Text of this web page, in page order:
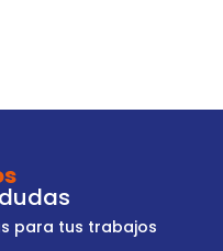
para tus trabajos